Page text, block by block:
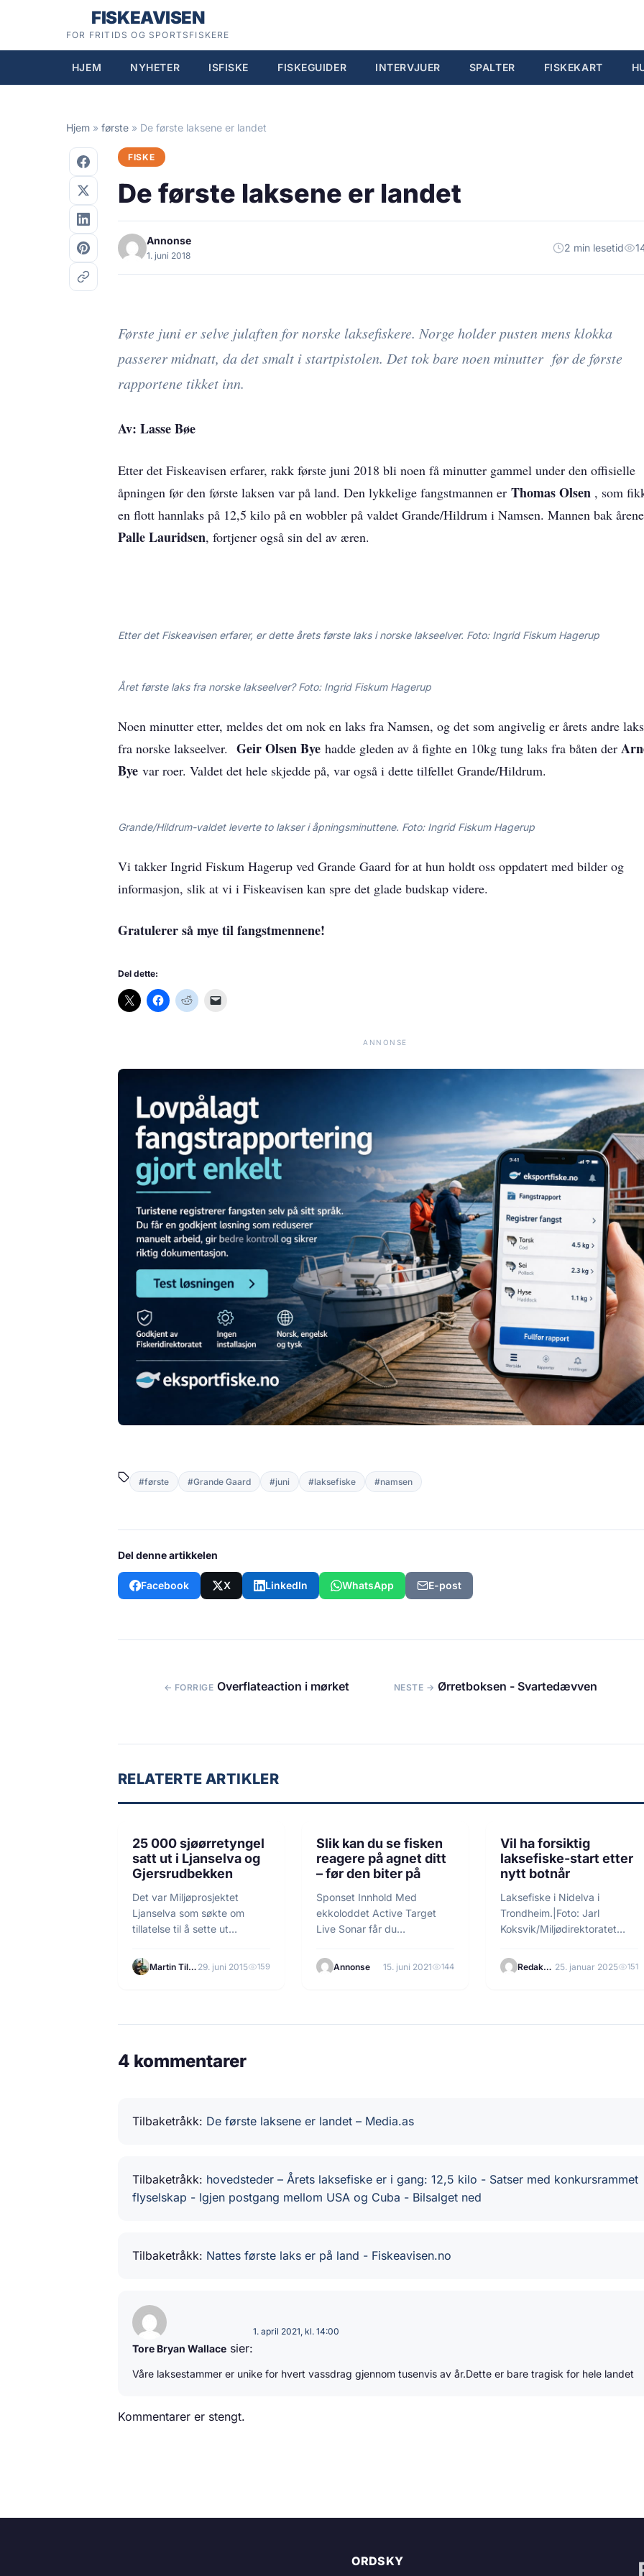
FISKEAVISEN
FOR FRITIDS OG SPORTSFISKERE
HJEM NYHETER ISFISKE FISKEGUIDER INTERVJUER SPALTER FISKEKART
Hjem » første » De første laksene er landet
FISKE
De første laksene er landet
Annonse
1. juni 2018
2 min lesetid
Første juni er selve julaften for norske laksefiskere. Norge holder pusten mens klokka
passerer midnatt, da det smalt i startpistolen. Det tok bare noen minutter før de første
rapportene tikket inn.
Av: Lasse Bøe
Etter det Fiskeavisen erfarer, rakk første juni 2018 bli noen få minutter gammel under den offisielle
åpningen før den første laksen var på land. Den lykkelige fangstmannen er Thomas Olsen , som
en flott hannlaks på 12,5 kilo på en wobbler på valdet Grande/Hildrum i Namsen. Mannen bak
Palle Lauridsen, fortjener også sin del av æren.
Etter det Fiskeavisen erfarer, er dette årets første laks i norske lakseelver. Foto: Ingrid Fiskum Hagerup
Året første laks fra norske lakseelver? Foto: Ingrid Fiskum Hagerup
Noen minutter etter, meldes det om nok en laks fra Namsen, og det som angivelig er årets andre laks
fra norske lakseelver. Geir Olsen Bye hadde gleden av å fighte en 10kg tung laks fra båten der
Bye var roer. Valdet det hele skjedde på, var også i dette tilfellet Grande/Hildrum.
Grande/Hildrum-valdet leverte to lakser i åpningsminuttene. Foto: Ingrid Fiskum Hagerup
Vi takker Ingrid Fiskum Hagerup ved Grande Gaard for at hun holdt oss oppdatert med bilder og
informasjon, slik at vi i Fiskeavisen kan spre det glade budskap videre.
Gratulerer så mye til fangstmennene!
Del dette:
ANNONSE
#første #Grande Gaard #juni #laksefiske #namsen
Del denne artikkelen
Facebook X LinkedIn WhatsApp E-post
← FORRIGE Overflateaction i mørket NESTE → Ørretboksen - Svartedævven
RELATERTE ARTIKLER
FLUEFISKE
2 min lesetid
25 000 sjøørretyngel
satt ut i Ljanselva og
Gjersrudbekken
Det var Miljøprosjektet
Ljanselva som søkte om
tillatelse til å sette ut
Martin Tilrem 29. juni 2015 159
ANNONSØRINNHOLD
5 min lesetid
Slik kan du se fisken
reagere på agnet ditt
– før den biter på
Sponset Innhold Med
ekkoloddet Active Target
Live Sonar får du
fra under overflaten mens…
Annonse 15. juni 2021 144
FISKE
4 min lesetid
Vil ha forsiktig
laksefiske-start etter
nytt botnår
Laksefiske i Nidelva i
Trondheim.|Foto: Jarl
Koksvik/Miljødirektoratet
færre laks i elvane…
Redaksjonen 25. januar 2025 151
4 kommentarer
Tilbaketråkk: De første laksene er landet – Media.as
Tilbaketråkk: hovedsteder – Årets laksefiske er i gang: 12,5 kilo - Satser med konkursrammet
flyselskap - Igjen postgang mellom USA og Cuba - Bilsalget ned
Tilbaketråkk: Nattes første laks er på land - Fiskeavisen.no
Tore Bryan Wallace sier:
1. april 2021, kl. 14:00
Våre laksestammer er unike for hvert vassdrag gjennom tusenvis av år.Dette er bare tragisk for hele landet
Kommentarer er stengt.
ORDSKY